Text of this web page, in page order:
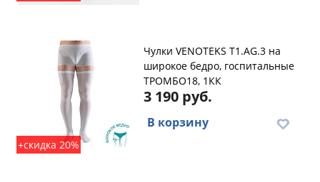
+скидка 20%
Чулки VENOTEKS T1.AG.3 на
широкое бедро, госпитальные
ТРОМБО18, 1КК
3 190 руб.
В корзину